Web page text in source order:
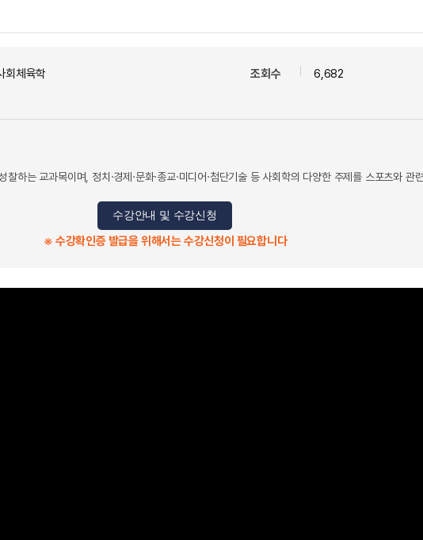
회체육학
조회수 6,682
하는 교과목이며, 정치·경제·문화·종교·미디어·첨단기술 등 사회학의 다양한 주제를 스포츠와 관
수강안내 및 수강신청
※ 수강확인증 발급을 위해서는 수강신청이 필요합니다